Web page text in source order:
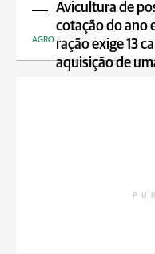
Avicultura de
cotação do ano
ração exige 13
aquisição de
AGRO